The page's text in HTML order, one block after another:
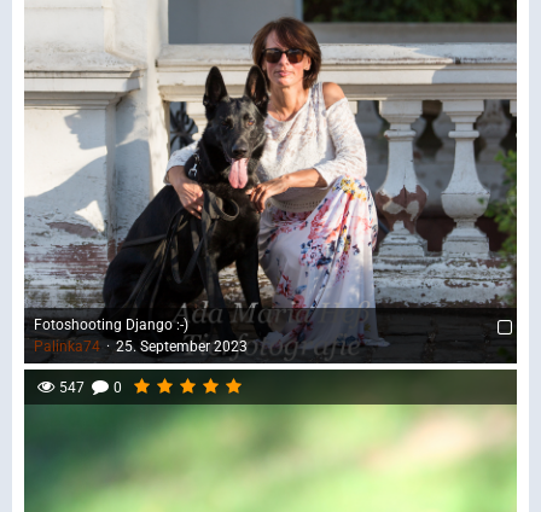
Fotoshooting Django :-)
Palinka74
25. September 2023
547 0